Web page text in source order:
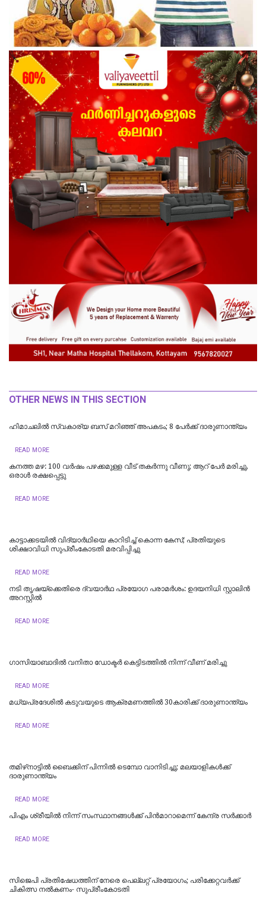
OTHER NEWS IN THIS SECTION
ഹിമാചലിൽ സ്വകാര്യ ബസ് മറിഞ്ഞ് അപകടം; 8 പേർക്ക് ദാരുണാന്ത്യം
READ MORE
കനത്ത മഴ: 100 വർഷം പഴക്കമുള്ള വീട് തകർന്നു വീണു; ആറ് പേർ മരിച്ചു,
ഒരാൾ രക്ഷപ്പെട്ടു
READ MORE
കാട്ടാക്കടയില്‍ വിദ്യാര്‍ഥിയെ കാറിടിച്ച് കൊന്ന കേസ്; പ്രതിയുടെ
ശിക്ഷാവിധി സുപ്രീംകോടതി മരവിപ്പിച്ചു
READ MORE
നടി തൃഷയ്ക്കെതിരെ ദ്വയാർഥ പ്രയോ​ഗ പരാമർശം: ഉദയനിധി സ്റ്റാലിൻ
അറസ്റ്റിൽ
READ MORE
ഗാസിയാബാദിൽ വനിതാ ഡോക്ടർ കെട്ടിടത്തിൽ നിന്ന് വീണ് മരിച്ചു
READ MORE
മധ്യപ്രദേശിൽ കടുവയുടെ ആക്രമണത്തിൽ 30കാരിക്ക് ദാരുണാന്ത്യം
READ MORE
തമിഴ്‌നാട്ടില്‍ ബൈക്കിന് പിന്നില്‍ ടെമ്പോ വാനിടിച്ചു; മലയാളികള്‍ക്ക്
ദാരുണാന്ത്യം
READ MORE
പിഎം ശ്രീയില്‍ നിന്ന് സംസ്ഥാനങ്ങള്‍ക്ക് പിന്‍മാറാമെന്ന് കേന്ദ്ര സര്‍ക്കാര്‍
READ MORE
സിജെപി പ്രതിഷേധത്തിന് നേരെ പെല്ലറ്റ് പ്രയോഗം; പരിക്കേറ്റവർക്ക്
ചികിത്സ നൽകണം- സുപ്രീംകോടതി